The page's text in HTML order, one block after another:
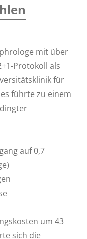
mit über
Protokoll als
für
führte zu einem
auf 0,7
um 43
sich die